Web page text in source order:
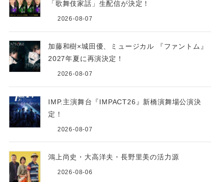
「歌舞伎家話」生配信が決定！
2026-08-07
加藤和樹×城田優、ミュージカル 『ファントム』
2027年夏に再演決定！
2026-08-07
IMP.主演舞台『IMPACT26』新橋演舞場公演決
定！
2026-08-07
鴻上尚史・大高洋夫・長野里美の活力源
2026-08-06